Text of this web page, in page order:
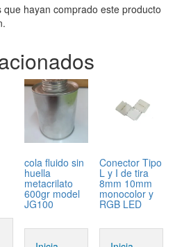
hayan comprado este producto
cola fluido sin
huella
metacrilato
600gr model
JG100
Conector Tipo
L y I de tira
8mm 10mm
monocolor y
RGB LED